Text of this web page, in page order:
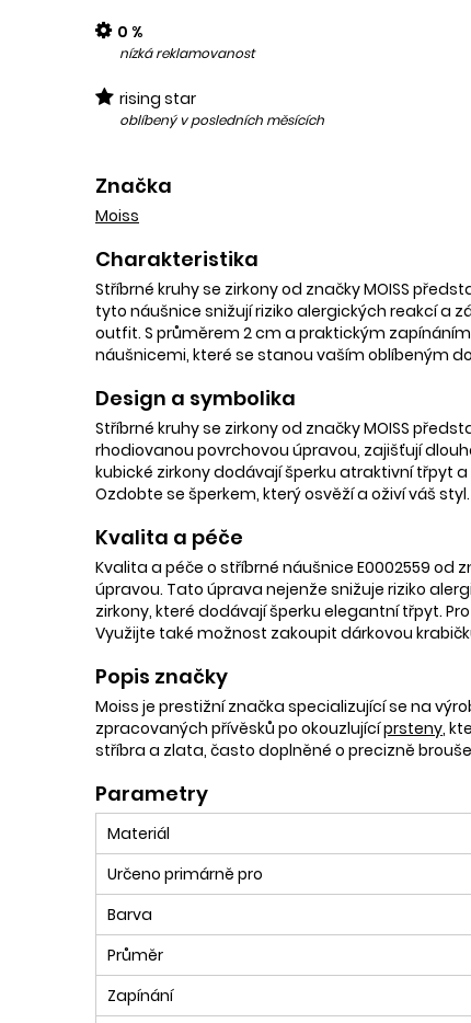
0 %
nízká reklamovanost
rising star
oblíbený v posledních měsících
Značka
Moiss
Charakteristika
Stříbrné kruhy se zirkony od značky MOISS
tyto náušnice snižují riziko alergických reakcí a
outfit. S průměrem 2 cm a praktickým
náušnicemi, které se stanou vaším oblíbeným
Design a symbolika
Stříbrné kruhy se zirkony od značky MOISS
rhodiovanou povrchovou úpravou, zajišťují
kubické zirkony dodávají šperku atraktivní třpyt
Ozdobte se šperkem, který osvěží a oživí váš styl.
Kvalita a péče
Kvalita a péče o stříbrné náušnice E0002559 od
úpravou. Tato úprava nejenže snižuje riziko
zirkony, které dodávají šperku elegantní třpyt.
Využijte také možnost zakoupit dárkovou
Popis značky
Moiss je prestižní značka specializující se na
zpracovaných přívěsků po okouzlujícíprsteny,
stříbra a zlata, často doplněné o precizně
Parametry
Materiál
Určeno primárně pro
Barva
Průměr
Zapínání